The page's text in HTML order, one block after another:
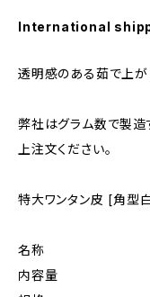
International
透明感のある茹で上が
弊社はグラム数で製造
上注文ください。
特大ワンタン皮 [角型
名称 特大
内容量